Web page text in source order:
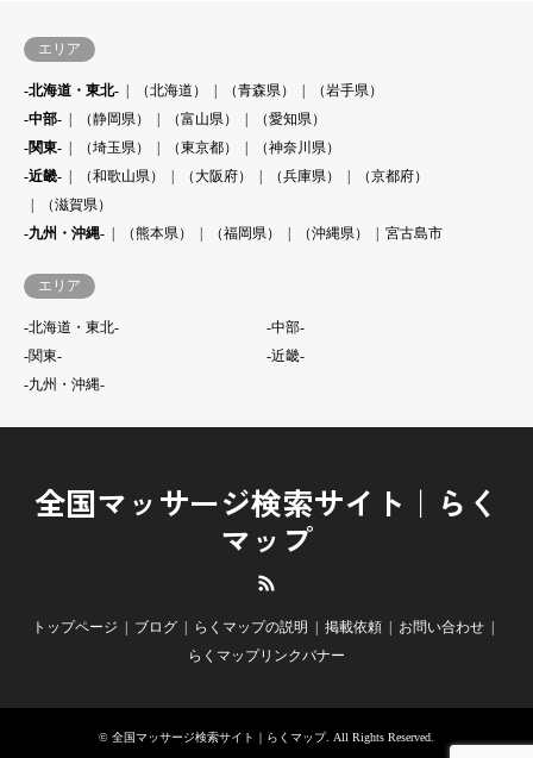
エリア
-北海道・東北- （北海道） （青森県）
（岩手県）
-中部-
（静岡県） （富山県）
（愛知県）
-関東-
（埼玉県） （東京都）
（神奈川県）
-近畿-
（和歌山県） （大阪府） （兵庫県）
（京都府）
（滋賀県）
-九州・沖縄-
（熊本県） （福岡県） （沖縄県） 宮古島市
エリア
-北海道・東北-
-中部-
-関東-
-近畿-
-九州・沖縄-
全国マッサージ検索サイト｜らく
マップ
トップページ ブログ らくマップの説明 掲載依頼
お問い合わせ
らくマップリンクバナー
© 全国マッサージ検索サイト｜らくマップ. All Rights Reserved.